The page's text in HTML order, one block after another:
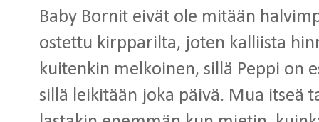
Baby Bornit eivät ole mitään
ostettu kirpparilta, joten kalliista
kuitenkin melkoinen, sillä Peppi on
sillä leikitään joka päivä. Mua itseä